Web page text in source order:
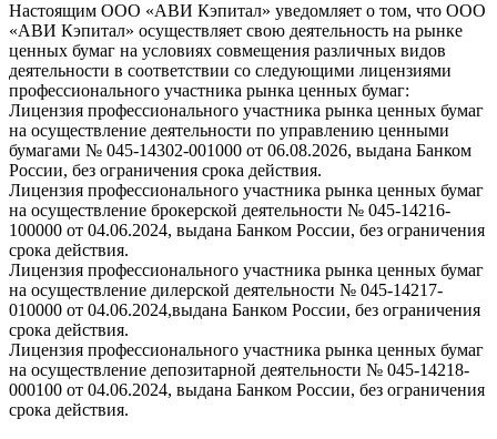
Настоящим ООО «АВИ Кэпитал» уведомляет о том, что ООО
«АВИ Кэпитал» осуществляет свою деятельность на рынке
ценных бумаг на условиях совмещения различных видов
деятельности в соответствии со следующими лицензиями
профессионального участника рынка ценных бумаг:
Лицензия профессионального участника рынка ценных бумаг
на осуществление деятельности по управлению ценными
бумагами № 045-14302-001000 от 06.08.2026, выдана Банком
России, без ограничения срока действия.
Лицензия профессионального участника рынка ценных бумаг
на осуществление брокерской деятельности № 045-14216-
100000 от 04.06.2024, выдана Банком России, без ограничения
срока действия.
Лицензия профессионального участника рынка ценных бумаг
на осуществление дилерской деятельности № 045-14217-
010000 от 04.06.2024,выдана Банком России, без ограничения
срока действия.
Лицензия профессионального участника рынка ценных бумаг
на осуществление депозитарной деятельности № 045-14218-
000100 от 04.06.2024, выдана Банком России, без ограничения
срока действия.